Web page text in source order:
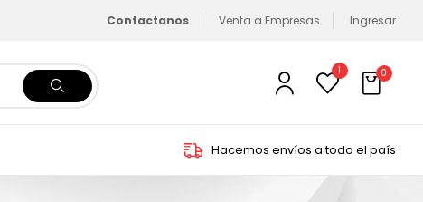
Contactanos Venta a Empresas Ingresar
1 0
Hacemos envíos a todo el país